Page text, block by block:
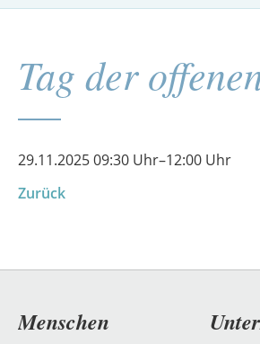
Tag der
29.11.2025 09:30 Uhr–12:00 Uhr
Zurück
Navigation
Menschen